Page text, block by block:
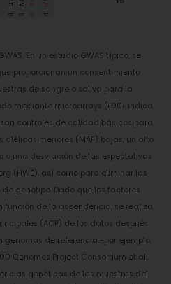
En un estudio GWAS típico, se
proporcionan un consentimiento
de sangre o saliva para la
mediante microarrays («00» indica
controles de calidad básicos para
alélicas menores (MAF) bajas, un alto
una desviación de las expectativas
(HWE), así como para eliminar las
genotipo. Dado que los factores
función de la ascendencia, se realiza
(ACP) de los datos después
de referencia -por ejemplo,
Genomes Project Consortium et al.,
genéticas de las muestras del